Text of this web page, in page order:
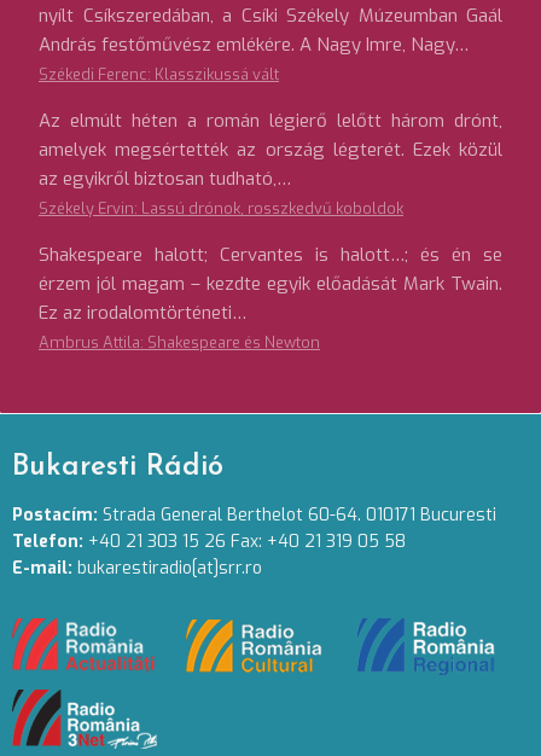
nyílt Csíkszeredában, a Csíki Székely Múzeumban Gaál
András festőművész emlékére. A Nagy Imre, Nagy…
Székedi Ferenc: Klasszikussá vált
Az elmúlt héten a román légierő lelőtt három drónt,
amelyek megsértették az ország légterét. Ezek közül
az egyikről biztosan tudható,…
Székely Ervin: Lassú drónok, rosszkedvű koboldok
Shakespeare halott; Cervantes is halott…; és én se
érzem jól magam – kezdte egyik előadását Mark Twain.
Ez az irodalomtörténeti…
Ambrus Attila: Shakespeare és Newton
Bukaresti Rádió
Postacím: Strada General Berthelot 60-64. 010171 Bucuresti
Telefon: +40 21 303 15 26 Fax: +40 21 319 05 58
E-mail: bukarestiradio[at]srr.ro